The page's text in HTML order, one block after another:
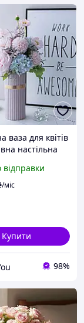
ваза для квітів
настільна
22*9,5
відправки
/міс
Купити
98%